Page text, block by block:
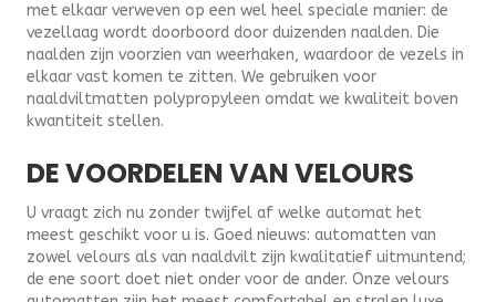
met elkaar verweven op een wel heel speciale manier: de
vezellaag wordt doorboord door duizenden naalden. Die
naalden zijn voorzien van weerhaken, waardoor de vezels in
elkaar vast komen te zitten. We gebruiken voor
naaldviltmatten polypropyleen omdat we kwaliteit boven
kwantiteit stellen.
DE VOORDELEN VAN VELOURS
U vraagt zich nu zonder twijfel af welke automat het
meest geschikt voor u is. Goed nieuws: automatten van
zowel velours als van naaldvilt zijn kwalitatief uitmuntend;
de ene soort doet niet onder voor de ander. Onze velours